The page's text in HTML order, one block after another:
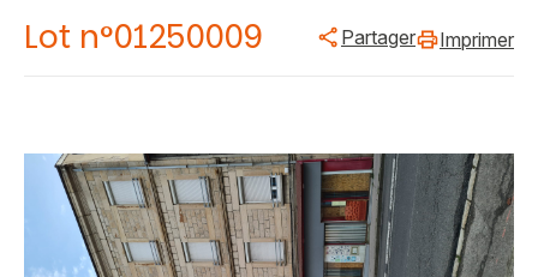
Lot n°01250009 Partager Imprimer